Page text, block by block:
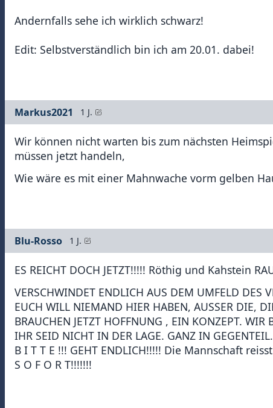
Andernfalls sehe ich wirklich schwarz!
Edit: Selbstverständlich bin ich am 20.01. dabei!
Markus2021 1 J.
Wir können nicht warten bis zum nächsten
müssen jetzt handeln,
Wie wäre es mit einer Mahnwache vorm gelben
Blu-Rosso 1 J.
ES REICHT DOCH JETZT!!!!! Röthig und Kahstein
VERSCHWINDET ENDLICH AUS DEM UMFELD DES
EUCH WILL NIEMAND HIER HABEN, AUSSER DIE,
BRAUCHEN JETZT HOFFNUNG , EIN KONZEPT.
IHR SEID NICHT IN DER LAGE. GANZ IN
B I T T E !!! GEHT ENDLICH!!!!! Die Mannschaft
S O F O R T!!!!!!!